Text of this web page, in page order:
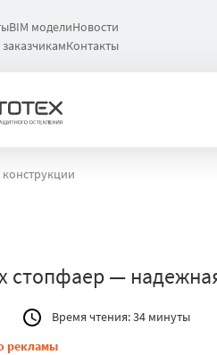
BIM моделиНовости
Контакты
стопфаер —
Время чтения:34 минуты
рекламы